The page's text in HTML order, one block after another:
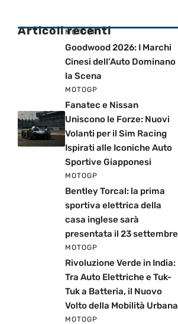
Articoli recenti
MOTOGP
Goodwood 2026: I Marchi
Cinesi dell’Auto Dominano
la Scena
MOTOGP
Fanatec e Nissan
Uniscono le Forze: Nuovi
Volanti per il Sim Racing
Ispirati alle Iconiche Auto
Sportive Giapponesi
MOTOGP
Bentley Torcal: la prima
sportiva elettrica della
casa inglese sarà
presentata il 23 settembre
MOTOGP
Rivoluzione Verde in India:
Tra Auto Elettriche e Tuk-
Tuk a Batteria, il Nuovo
Volto della Mobilità Urbana
MOTOGP